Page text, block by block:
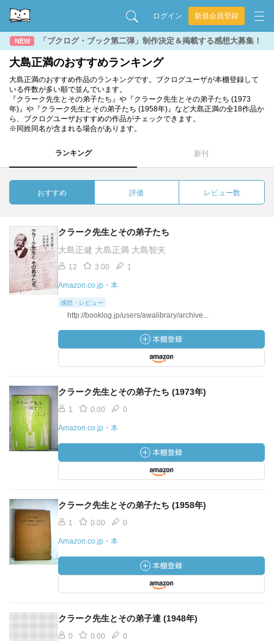
ログイン 新規会員登録
NEW 「ブクログ・ブック第二弾」制作決定＆掲載する感想大募集！
大島正満のおすすめランキング
大島正満のおすすめ作品のランキングです。ブクログユーザが本棚登録して
いる件数が多い順で並んでいます。
『クラーク先生とその弟子たち』や『クラーク先生とその弟子たち (1973
年)』や『クラーク先生とその弟子たち (1958年)』など大島正満の全18作品か
ら、ブクログユーザおすすめの作品がチェックできます。
※同姓同名が含まれる場合があります。
ランキング 新刊
おすすめ 評価 レビュー数
クラーク先生とその弟子たち
大島正健 大島正満 大島智夫
12 3.00 1
Amazon.co.jp・本
感想・レビュー
http://booklog.jp/users/awalibrary/archive...
クラーク先生とその弟子たち (1973年)
1 0.00 0
Amazon.co.jp・本
クラーク先生とその弟子たち (1958年)
1 0.00 0
Amazon.co.jp・本
クラーク先生とその弟子達 (1948年)
0 0.00 0